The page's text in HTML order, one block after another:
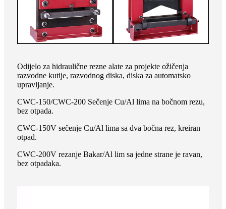
Odijelo za hidraulične rezne alate za projekte ožičenja
razvodne kutije, razvodnog diska, diska za automatsko
upravljanje.
CWC-150/CWC-200 Sečenje Cu/Al lima na bočnom rezu,
bez otpada.
CWC-150V sečenje Cu/Al lima sa dva bočna rez, kreiran
otpad.
CWC-200V rezanje Bakar/Al lim sa jedne strane je ravan,
bez otpadaka.